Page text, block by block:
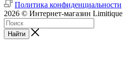
Политика конфиденциальности
2026 © Интернет-магазин Limitique
Найти